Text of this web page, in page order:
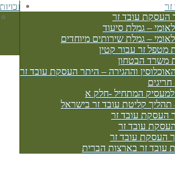
העסקת עובד זר
– גמלת סיעוד
– גמלת שירותים מיוחדים
מטפל זר עבור קטין
משרד הבטחון
וההגירה – היתר העסקת עובד זר
למעסיק המתחיל -חלק א
קליטת עובד זר בישראל
העסקת עובד זר
עובד זר
העסקת עובד זר
עובד זר בארצות הברית